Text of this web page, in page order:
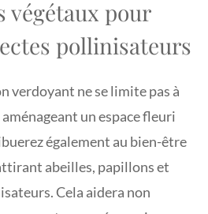
végétaux pour
pollinisateurs
verdoyant ne se limite pas à
un espace fleuri
également au bien-être
abeilles, papillons et
Cela aidera non